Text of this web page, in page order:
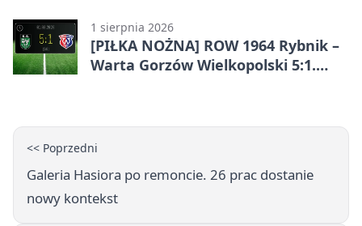
1 sierpnia 2026
[PIŁKA NOŻNA] ROW 1964 Rybnik –
Warta Gorzów Wielkopolski 5:1.
<< Poprzedni
Galeria Hasiora po remoncie. 26 prac dostanie
nowy kontekst